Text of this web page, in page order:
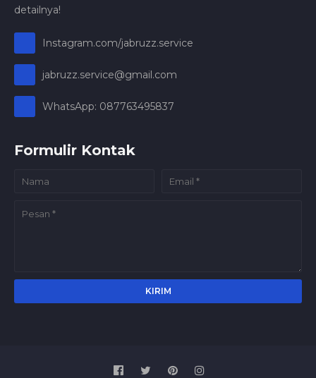
detailnya!
Instagram.com/jabruzz.service
jabruzz.service@gmail.com
WhatsApp: 087763495837
Formulir Kontak